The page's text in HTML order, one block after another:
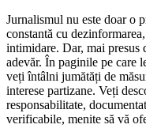
Jurnalismul nu este doar o
constantă cu
intimidare. Dar, mai presus
adevăr. În paginile pe care
veți întâlni jumătăți de
interese partizane. Veți
responsabilitate,
verificabile, menite să vă